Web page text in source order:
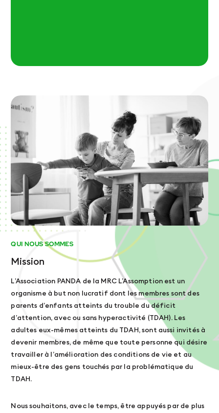
QUI NOUS SOMMES
Mission
L’Association PANDA de la MRC L’Assomption est un
organisme à but non lucratif dont les membres sont des
parents d’enfants atteints du trouble du déficit
d’attention, avec ou sans hyperactivité (TDAH). Les
adultes eux-mêmes atteints du TDAH, sont aussi invités à
devenir membres, de même que toute personne qui désire
travailler à l’amélioration des conditions de vie et au
mieux-être des gens touchés par la problématique du
TDAH.
Nous souhaitons, avec le temps, être appuyés par de plus